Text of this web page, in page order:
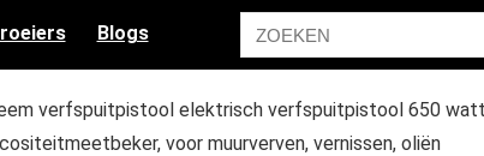
Blogs
verfspuitpistool elektrisch verfspuitpistool 650
voor muurverven, vernissen, oliën